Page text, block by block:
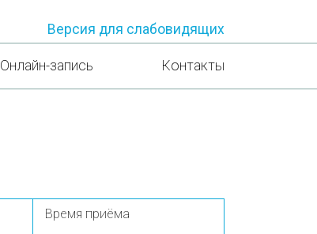
Версия для слабовидящих
Онлайн-запись Контакты
Время приёма